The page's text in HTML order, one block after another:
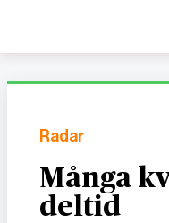
Radar
Många
deltid